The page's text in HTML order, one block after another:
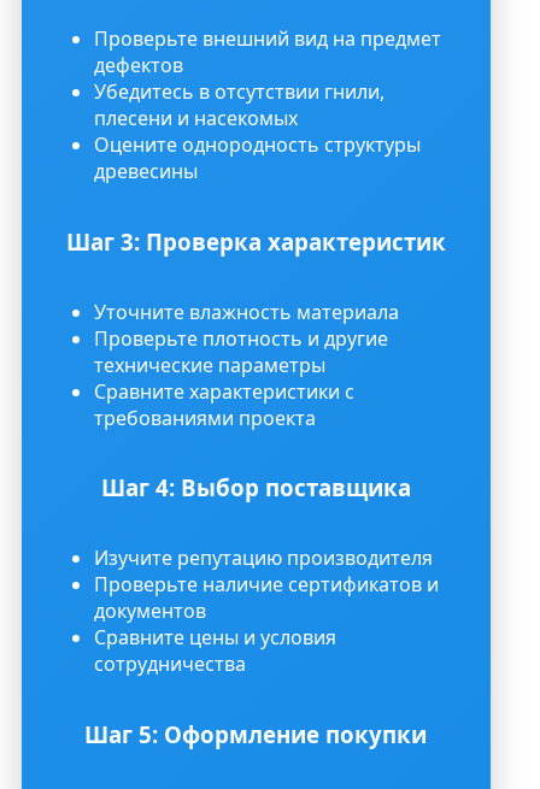
Проверьте внешний вид на предмет
дефектов
Убедитесь в отсутствии гнили,
плесени и насекомых
Оцените однородность структуры
древесины
Шаг 3: Проверка характеристик
Уточните влажность материала
Проверьте плотность и другие
технические параметры
Сравните характеристики с
требованиями проекта
Шаг 4: Выбор поставщика
Изучите репутацию производителя
Проверьте наличие сертификатов и
документов
Сравните цены и условия
сотрудничества
Шаг 5: Оформление покупки